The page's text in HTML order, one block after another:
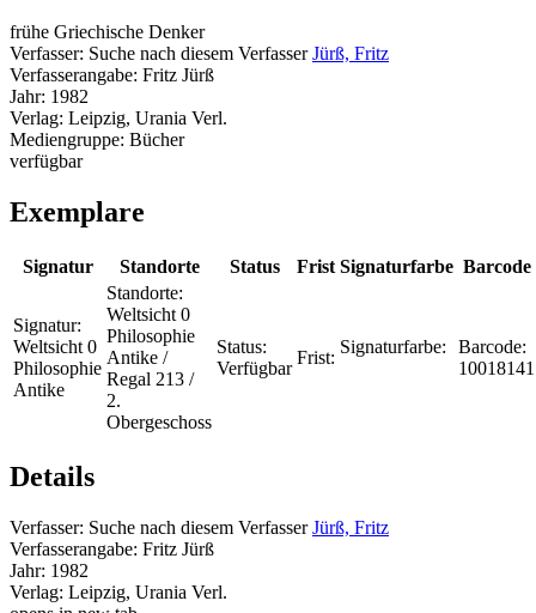
frühe Griechische Denker
Verfasser: Suche nach diesem Verfasser Jürß, Fritz
Verfasserangabe: Fritz Jürß
Jahr: 1982
Verlag: Leipzig, Urania Verl.
Mediengruppe: Bücher
verfügbar
Exemplare
Signatur Standorte Status Frist Signaturfarbe Barcode
Signatur:
Weltsicht 0
Philosophie
Antike
Standorte:
Weltsicht 0
Philosophie
Antike /
Regal 213 /
2.
Obergeschoss
Status:
Verfügbar
Frist:
Signaturfarbe:
Barcode:
10018141
Details
Verfasser: Suche nach diesem Verfasser Jürß, Fritz
Verfasserangabe: Fritz Jürß
Jahr: 1982
Verlag: Leipzig, Urania Verl.